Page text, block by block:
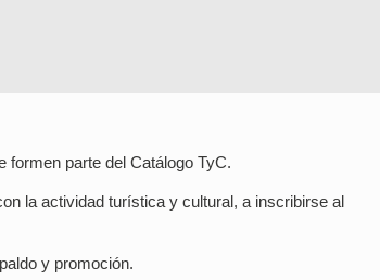
formen parte del Catálogo TyC.
la actividad turística y cultural, a inscribirse al
y promoción.